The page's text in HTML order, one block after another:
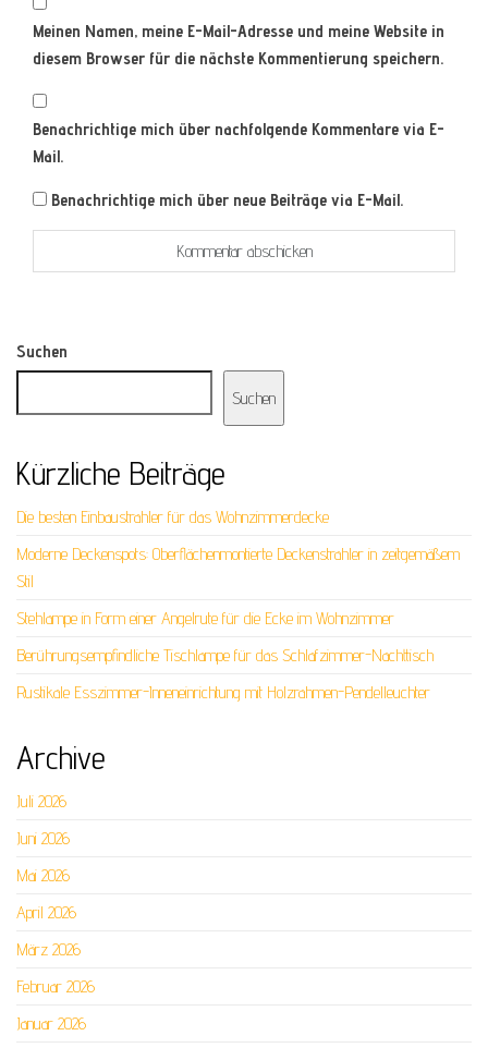
Meinen Namen, meine E-Mail-Adresse und meine Website in
diesem Browser für die nächste Kommentierung speichern.
Benachrichtige mich über nachfolgende Kommentare via E-
Mail.
Benachrichtige mich über neue Beiträge via E-Mail.
Suchen
Suchen
Kürzliche Beiträge
Die besten Einbaustrahler für das Wohnzimmerdecke
Moderne Deckenspots: Oberflächenmontierte Deckenstrahler in zeitgemäßem
Stil
Stehlampe in Form einer Angelrute für die Ecke im Wohnzimmer
Berührungsempfindliche Tischlampe für das Schlafzimmer-Nachttisch
Rustikale Esszimmer-Inneneinrichtung mit Holzrahmen-Pendelleuchter
Archive
Juli 2026
Juni 2026
Mai 2026
April 2026
März 2026
Februar 2026
Januar 2026